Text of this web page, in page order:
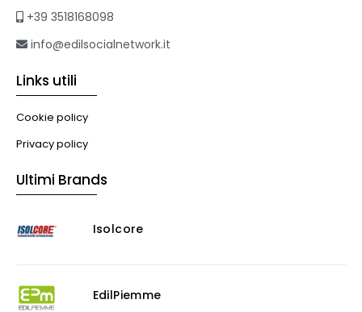
eBook
Formazione professionale
Illuminazione
Murature
Risanamento E Restauro
Consolidanti
+39 3518168098
info@edilsocialnetwork.it
Links utili
Cookie policy
Privacy policy
Ultimi Brands
Isolcore
EdilPiemme